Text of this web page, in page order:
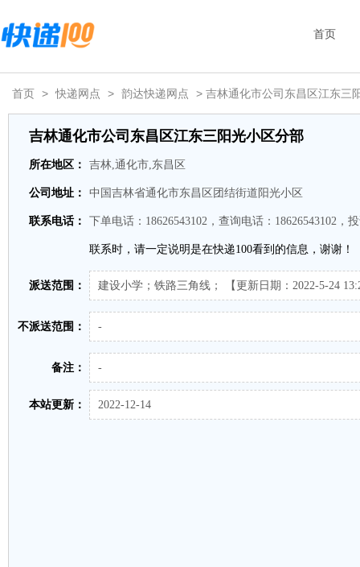
首页
首页 > 快递网点 > 韵达快递网点 > 吉林通化市公司东昌区江东三
吉林通化市公司东昌区江东三阳光小区分部
所在地区： 吉林,通化市,东昌区
公司地址： 中国吉林省通化市东昌区团结街道阳光小区
联系电话： 下单电话：18626543102，查询电话：18626543102，
联系时，请一定说明是在快递100看到的信息，谢谢！
派送范围： 建设小学；铁路三角线； 【更新日期：2022-5-24
不派送范围： -
备注： -
本站更新： 2022-12-14